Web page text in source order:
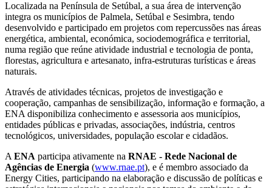
Localizada na Península de Setúbal, a sua área de intervenção
integra os municípios de Palmela, Setúbal e Sesimbra, tendo
desenvolvido e participado em projetos com repercussões nas áreas
energética, ambiental, económica, sociodemográfica e territorial,
numa região que reúne atividade industrial e tecnologia de ponta,
florestas, agricultura e artesanato, infra-estruturas turísticas e áreas
naturais.
Através de atividades técnicas, projetos de investigação e
cooperação, campanhas de sensibilização, informação e formação, a
ENA disponibiliza conhecimento e assessoria aos municípios,
entidades públicas e privadas, associações, indústria, centros
tecnológicos, universidades, população escolar e cidadãos.
A ENA participa ativamente na RNAE - Rede Nacional de
Agências de Energia (www.rnae.pt), e é membro associado da
Energy Cities, participando na elaboração e discussão de políticas e